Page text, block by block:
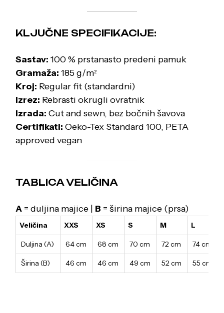
KLJUČNE SPECIFIKACIJE:
Sastav: 100 % prstanasto predeni pamuk
Gramaža: 185 g/m²
Kroj: Regular fit (standardni)
Izrez: Rebrasti okrugli ovratnik
Izrada: Cut and sewn, bez bočnih šavova
Certifikati: Oeko-Tex Standard 100, PETA
approved vegan
TABLICA VELIČINA
A = duljina majice | B = širina majice (prsa)
Veličina XXS XS S M L
Duljina (A) 64 cm 68 cm 70 cm 72 cm 74 cm
Širina (B) 46 cm 46 cm 49 cm 52 cm 55 cm